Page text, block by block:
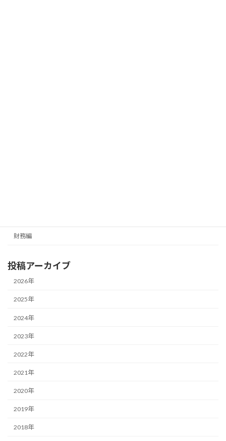
財務編
投稿アーカイブ
2026年
2025年
2024年
2023年
2022年
2021年
2020年
2019年
2018年